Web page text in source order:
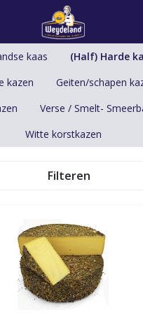
kaas
(Half) Harde
kazen
Geiten/schapen
Verse / Smelt-
Witte korstkazen
Filteren